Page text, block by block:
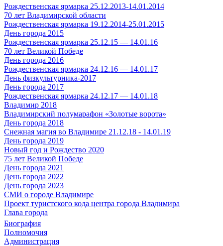
Рождественская ярмарка 25.12.2013-14.01.2014
70 лет Владимирской области
Рождественская ярмарка 19.12.2014-25.01.2015
День города 2015
Рождественская ярмарка 25.12.15 — 14.01.16
70 лет Великой Победе
День города 2016
Рождественская ярмарка 24.12.16 — 14.01.17
День физкультурника-2017
День города 2017
Рождественская ярмарка 24.12.17 — 14.01.18
Владимир 2018
Владимирский полумарафон «Золотые ворота»
День города 2018
Снежная магия во Владимире 21.12.18 - 14.01.19
День города 2019
Новый год и Рождество 2020
75 лет Великой Победе
День города 2021
День города 2022
День города 2023
СМИ о городе Владимире
Проект туристского кода центра города Владимира
Глава города
Биография
Полномочия
Администрация